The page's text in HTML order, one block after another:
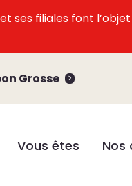
ses filiales font
Grosse
Vous êtes Nos